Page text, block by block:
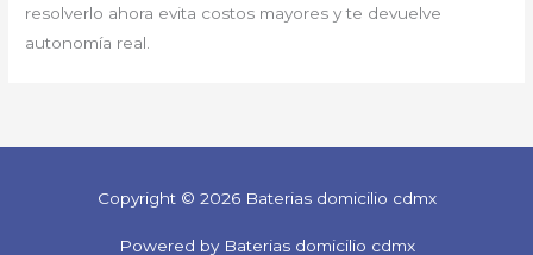
resolverlo ahora evita costos mayores y te devuelve
autonomía real.
Copyright © 2026 Baterias domicilio cdmx
Powered by Baterias domicilio cdmx